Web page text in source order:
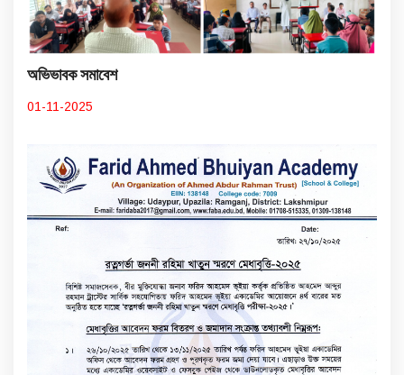
অভিভাবক সমাবেশ
01-11-2025